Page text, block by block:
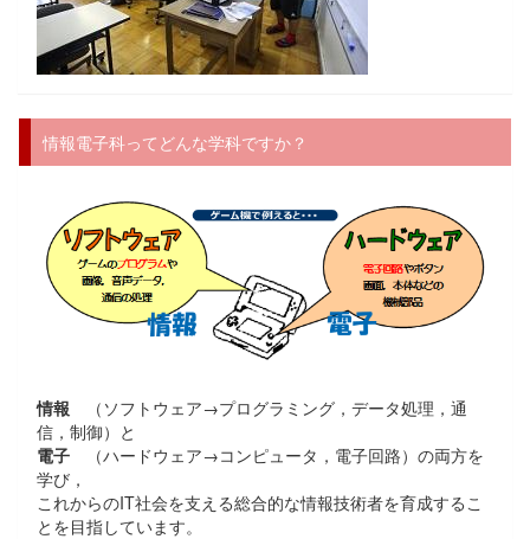
情報電子科ってどんな学科ですか？
情報
（ソフトウェア→プログラミング，データ処理，通
信，制御）と
電子 （ハードウェア→コンピュータ，電子回路）の両方を
学び，
これからのIT社会を支える総合的な情報技術者を育成するこ
とを目指しています。